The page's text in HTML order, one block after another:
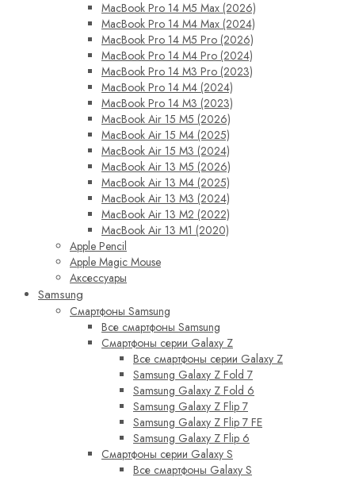
MacBook Pro 14 M5 Max (2026)
MacBook Pro 14 M4 Max (2024)
MacBook Pro 14 M5 Pro (2026)
MacBook Pro 14 M4 Pro (2024)
MacBook Pro 14 M3 Pro (2023)
MacBook Pro 14 M4 (2024)
MacBook Pro 14 M3 (2023)
MacBook Air 15 M5 (2026)
MacBook Air 15 M4 (2025)
MacBook Air 15 M3 (2024)
MacBook Air 13 M5 (2026)
MacBook Air 13 M4 (2025)
MacBook Air 13 M3 (2024)
MacBook Air 13 M2 (2022)
MacBook Air 13 M1 (2020)
Apple Pencil
Apple Magic Mouse
Аксессуары
Samsung
Смартфоны Samsung
Все смартфоны Samsung
Смартфоны серии Galaxy Z
Все смартфоны серии Galaxy Z
Samsung Galaxy Z Fold 7
Samsung Galaxy Z Fold 6
Samsung Galaxy Z Flip 7
Samsung Galaxy Z Flip 7 FE
Samsung Galaxy Z Flip 6
Смартфоны серии Galaxy S
Все смартфоны Galaxy S